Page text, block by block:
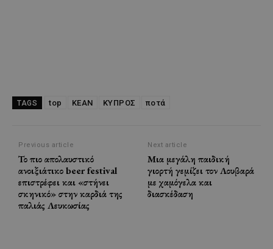
TAGS top ΚΕΑΝ ΚΥΠΡΟΣ ποτά
Previous article
Το πιο απολαυστικό
ανοιξιάτικο beer festival
επιστρέφει και «στήνει
σκηνικό» στην καρδιά της
παλιάς Λευκωσίας
Next article
Μια μεγάλη παιδική
γιορτή γεμίζει τον Λουβαρά
με χαμόγελα και
διασκέδαση